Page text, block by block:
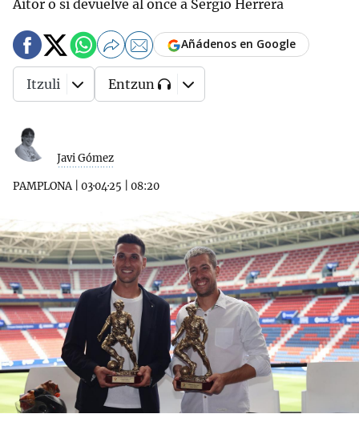
Aitor o si devuelve al once a Sergio Herrera
Javi Gómez
PAMPLONA| 03·04·25 08:20
Añádenos en Google
Itzuli Entzun